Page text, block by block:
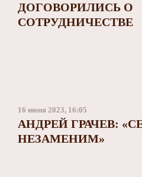
ДОГОВОРИЛИСЬ О
СОТРУДНИЧЕСТВЕ
16 июня 2023, 16:05
АНДРЕЙ ГРАЧЕВ:
НЕЗАМЕНИМ»